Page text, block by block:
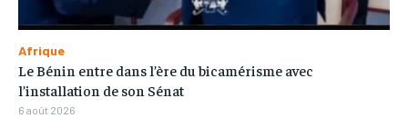
Afrique
Le Bénin entre dans l’ère du bicamérisme avec
l’installation de son Sénat
6 août 2026